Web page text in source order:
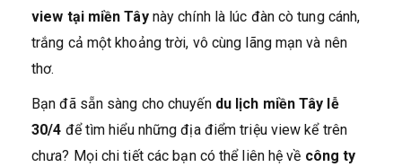
view tại miền Tây này chính là lúc đàn cò tung cánh,
trắng cả một khoảng trời, vô cùng lãng mạn và nên
thơ.
Bạn đã sẵn sàng cho chuyến du lịch miền Tây lễ
30/4 để tìm hiểu những địa điểm triệu view kể trên
chưa? Mọi chi tiết các bạn có thể liên hệ về công ty